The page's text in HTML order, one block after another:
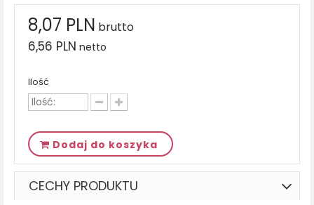
8,07 PLN brutto
6,56 PLN netto
Ilość
Dodaj do koszyka
CECHY PRODUKTU